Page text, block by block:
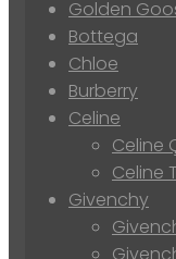
Golden
Bottega
Chloe
Burberry
Celine
Celine
Celine
Givenchy